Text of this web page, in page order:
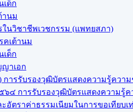
เด็ก
านม
นวิชาชีพเวชกรรม (แพทยสภา)
คเต้านม
เด็ก
า​เอก
การรับรองวุฒิบัตรแสดงความรู้คว
๖๔ การรับรองวุฒิบัตรแสดงความรู้
อัตราค่าธรรมเนียมในการขอเทียบ